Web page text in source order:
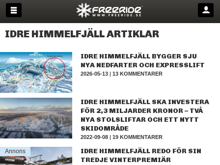
IDRE HIMMELFJÄLL ARTIKLAR
IDRE HIMMELFJÄLL BYGGER SJU
NYA NEDFARTER OCH EXPRESSLIFT
2026-05-13 |13 KOMMENTARER
IDRE HIMMELFJÄLL SKA INVESTERA
FÖR 2,3 MILJARDER KRONOR – TVÅ
NYA STOLSLIFTAR OCH ETT NYTT
SKIDOMRÅDE
2022-09-08 |19 KOMMENTARER
Annons
IDRE HIMMELFJÄLL REDO FÖR SIN
TREDJE VINTERPREMIÄR